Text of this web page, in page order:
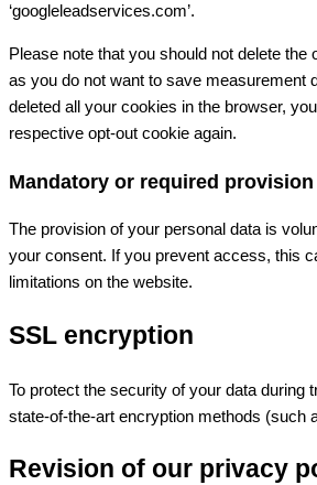
‘googleleadservices.com’.
Please note that you should not delete the
as you do not want to save measurement
deleted all your cookies in the browser,
respective opt-out cookie again.
Mandatory or required provision
The provision of your personal data is
your consent. If you prevent access, this
limitations on the website.
SSL encryption
To protect the security of your data during
state-of-the-art encryption methods (such
Revision of our privacy